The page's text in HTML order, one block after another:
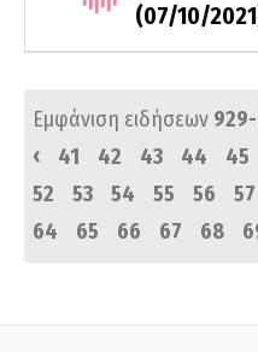
(07/10/
Εμφάνιση ειδήσεων
‹
41 42 43 44 45
52
53 54 55 56 57
64
65 66 67 68